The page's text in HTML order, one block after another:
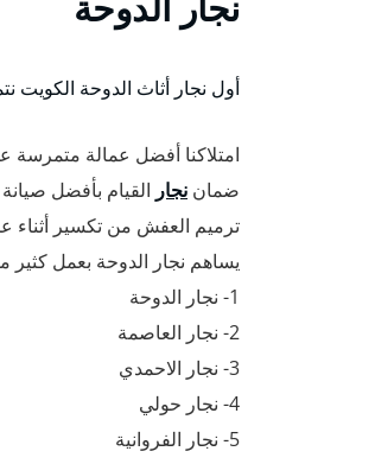
أول نجار أثاث الدوحة الكويت
امتلاكنا أفضل عمالة متمرسة
ضمان نجار القيام بأفضل
ترميم العفش من تكسير أثناء
يساهم نجار الدوحة بعمل كثير
1- نجار الدوحة
2- نجار العاصمة
3- نجار الاحمدي
4- نجار حولي
5- نجار الفروانية